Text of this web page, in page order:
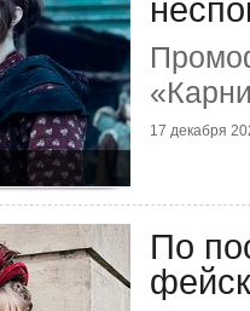
17 декабря
По